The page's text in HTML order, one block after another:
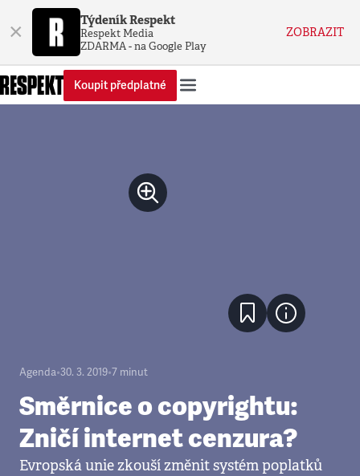
× Týdeník Respekt
Respekt Media
ZDARMA - na Google Play
ZOBRAZIT
Koupit předplatné
Agenda•30. 3. 2019•7 minut
Směrnice o copyrightu:
Zničí internet cenzura?
Evropská unie zkouší změnit systém poplatků